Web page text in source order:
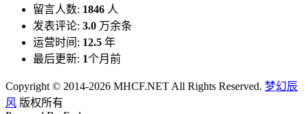
留言人数: 1846 人
发表评论: 3.0 万余条
运营时间: 12.5 年
最后更新: 1个月前
Copyright © 2014-2026 MHCF.NET All Rights Reserved. 梦幻辰
风 版权所有